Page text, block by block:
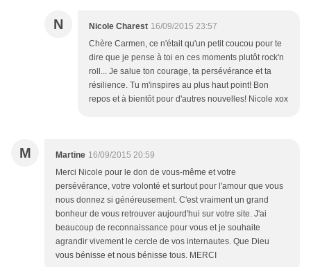
N Nicole Charest 16/09/2015 23:57
Chère Carmen, ce n'était qu'un petit coucou pour te
dire que je pense à toi en ces moments plutôt rock'n
roll... Je salue ton courage, ta persévérance et ta
résilience. Tu m'inspires au plus haut point! Bon
repos et à bientôt pour d'autres nouvelles! Nicole xox
M Martine 16/09/2015 20:59
Merci Nicole pour le don de vous-même et votre
persévérance, votre volonté et surtout pour l'amour que vous
nous donnez si généreusement. C'est vraiment un grand
bonheur de vous retrouver aujourd'hui sur votre site. J'ai
beaucoup de reconnaissance pour vous et je souhaite
agrandir vivement le cercle de vos internautes. Que Dieu
vous bénisse et nous bénisse tous. MERCI